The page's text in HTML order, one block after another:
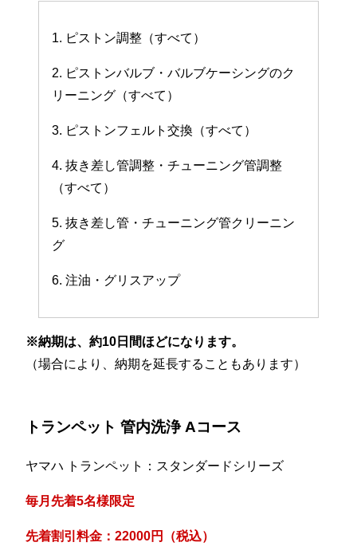
1. ピストン調整（すべて）
2. ピストンバルブ・バルブケーシングのク
リーニング（すべて）
3. ピストンフェルト交換（すべて）
4. 抜き差し管調整・チューニング管調整
（すべて）
5. 抜き差し管・チューニング管クリーニン
グ
6. 注油・グリスアップ
※納期は、約10日間ほどになります。
（場合により、納期を延長することもあります）
トランペット 管内洗浄 Aコース
ヤマハ トランペット：スタンダードシリーズ
毎月先着5名様限定
先着割引料金：22000円（税込）